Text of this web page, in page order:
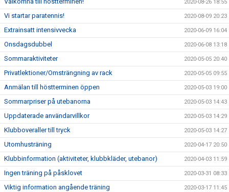
2020-08-26 18:55
Vi startar paratennis! 2020-08-09 20:23
Extrainsatt intensivvecka 2020-06-09 16:04
Onsdagsdubbel 2020-06-08 13:18
Sommaraktiviteter 2020-05-05 20:40
Privatlektioner/Omsträngning av rack 2020-05-05 09:55
Anmälan till höstterminen öppen 2020-05-03 19:00
Sommarpriser på utebanorna 2020-05-03 14:43
Uppdaterade användarvillkor 2020-05-03 14:29
Klubboveraller till tryck 2020-05-03 14:27
Utomhusträning 2020-04-17 20:50
Klubbinformation (aktiviteter, klubbkläder, utebanor) 2020-04-03 11:59
Ingen träning på påsklovet 2020-03-31 08:33
Viktig information angående träning 2020-03-17 11:45